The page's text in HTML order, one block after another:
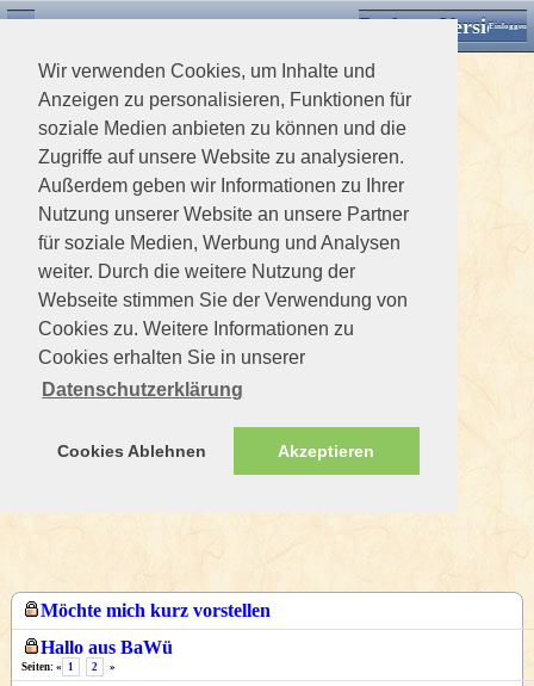
Wir verwenden Cookies, um Inhalte und
Anzeigen zu personalisieren, Funktionen für
soziale Medien anbieten zu können und die
Zugriffe auf unsere Website zu analysieren.
Außerdem geben wir Informationen zu Ihrer
Nutzung unserer Website an unsere Partner
für soziale Medien, Werbung und Analysen
weiter. Durch die weitere Nutzung der
Webseite stimmen Sie der Verwendung von
Cookies zu. Weitere Informationen zu
Cookies erhalten Sie in unserer
Datenschutzerklärung
Cookies Ablehnen Akzeptieren
Desktop VersionEinloggen
Möchte mich kurz vorstellen
Hallo aus BaWü
Seiten: « 1 2 »